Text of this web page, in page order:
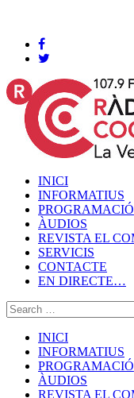
INICI
INFORMATIUS
PROGRAMACIÓ
ÀUDIOS
REVISTA EL
SERVICIS
CONTACTE
EN DIRECTE…
INICI
INFORMATIUS
PROGRAMACIÓ
ÀUDIOS
REVISTA EL